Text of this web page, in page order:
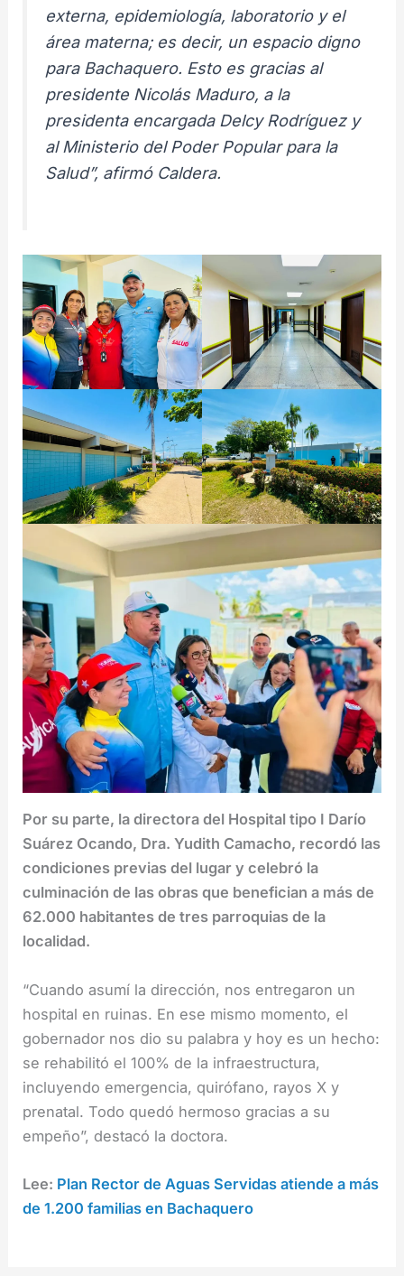
externa, epidemiología, laboratorio y el
área materna; es decir, un espacio digno
para Bachaquero. Esto es gracias al
presidente Nicolás Maduro, a la
presidenta encargada Delcy Rodríguez y
al Ministerio del Poder Popular para la
Salud”, afirmó Caldera.
Por su parte, la directora del Hospital tipo I Darío
Suárez Ocando, Dra. Yudith Camacho, recordó las
condiciones previas del lugar y celebró la
culminación de las obras que benefician a más de
62.000 habitantes de tres parroquias de la
localidad.
“Cuando asumí la dirección, nos entregaron un
hospital en ruinas. En ese mismo momento, el
gobernador nos dio su palabra y hoy es un hecho:
se rehabilitó el 100% de la infraestructura,
incluyendo emergencia, quirófano, rayos X y
prenatal. Todo quedó hermoso gracias a su
empeño”, destacó la doctora.
Lee: Plan Rector de Aguas Servidas atiende a más
de 1.200 familias en Bachaquero